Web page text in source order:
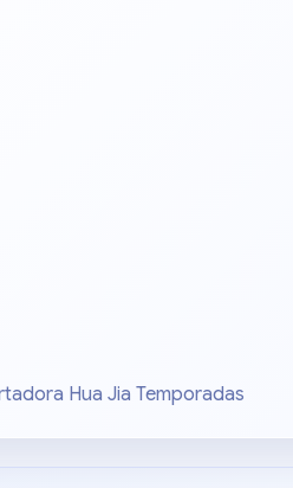
Hua Jia Temporadas